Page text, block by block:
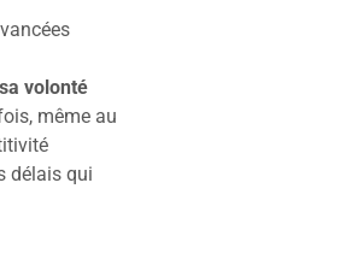
volonté
même au
délais qui